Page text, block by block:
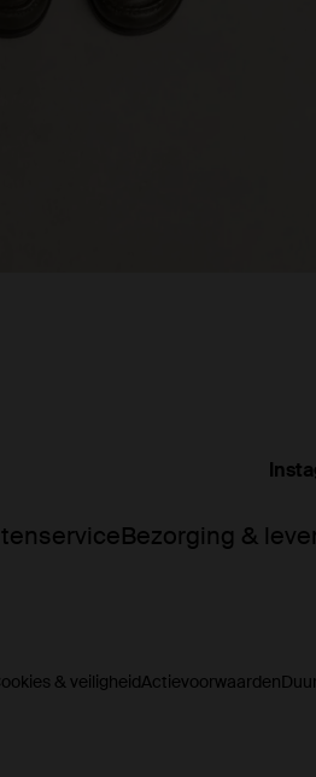
Bezorging &
& veiligheidActievoorwaarden